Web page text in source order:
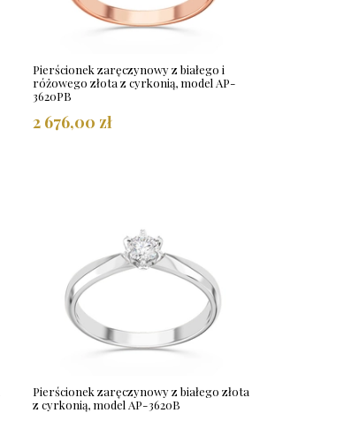
Pierścionek zaręczynowy z białego i
różowego złota z cyrkonią, model AP-
3620PB
2 676,00 zł
Pierścionek zaręczynowy z białego złota
z cyrkonią, model AP-3620B